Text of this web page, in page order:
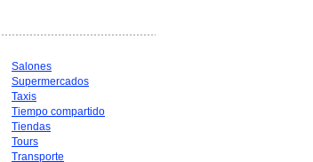
Salones
Supermercados
Taxis
Tiempo compartido
Tiendas
Tours
Transporte